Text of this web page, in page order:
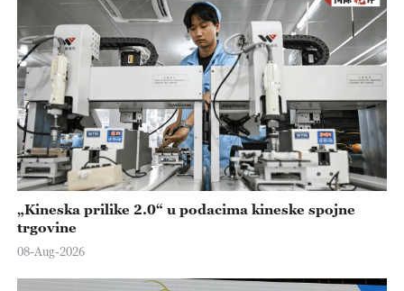
„Kineska prilike 2.0“ u podacima kineske spojne
trgovine
08-Aug-2026